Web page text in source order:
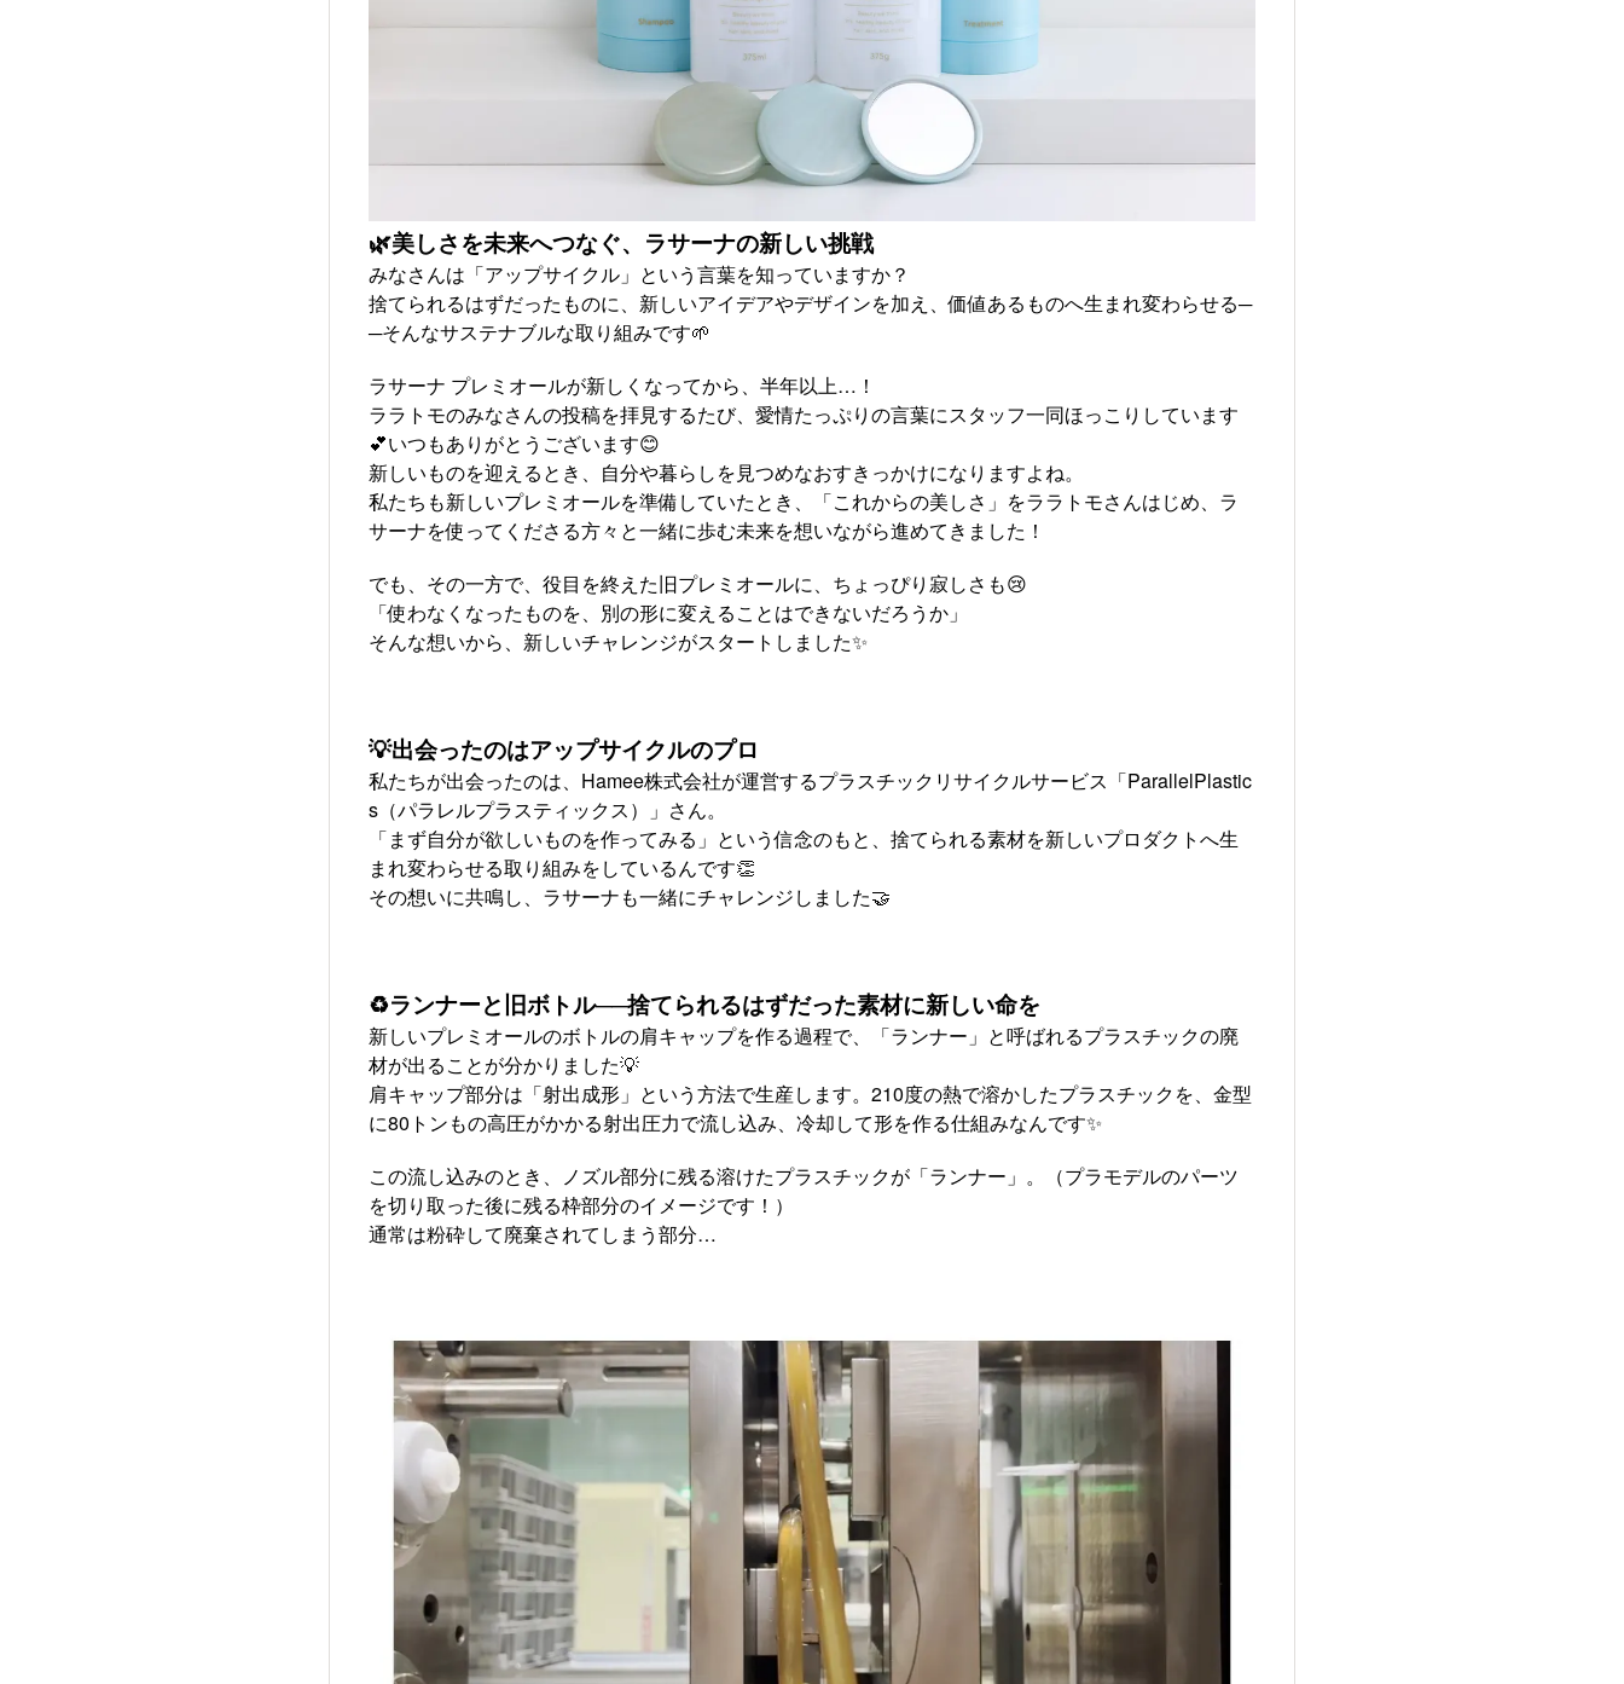
🌿美しさを未来へつなぐ、ラサーナの新しい挑戦
みなさんは「アップサイクル」という言葉を知っていますか？
捨てられるはずだったものに、新しいアイデアやデザインを加え、価値あるものへ生まれ変わらせる─
─そんなサステナブルな取り組みです🌱
ラサーナ プレミオールが新しくなってから、半年以上…！
ララトモのみなさんの投稿を拝見するたび、愛情たっぷりの言葉にスタッフ一同ほっこりしています
💕いつもありがとうございます😊
新しいものを迎えるとき、自分や暮らしを見つめなおすきっかけになりますよね。
私たちも新しいプレミオールを準備していたとき、「これからの美しさ」をララトモさんはじめ、ラ
サーナを使ってくださる方々と一緒に歩む未来を想いながら進めてきました！
でも、その一方で、役目を終えた旧プレミオールに、ちょっぴり寂しさも😢
「使わなくなったものを、別の形に変えることはできないだろうか」
そんな想いから、新しいチャレンジがスタートしました✨
💡出会ったのはアップサイクルのプロ
私たちが出会ったのは、Hamee株式会社が運営するプラスチックリサイクルサービス「ParallelPlastic
s（パラレルプラスティックス）」さん。
「まず自分が欲しいものを作ってみる」という信念のもと、捨てられる素材を新しいプロダクトへ生
まれ変わらせる取り組みをしているんです👏
その想いに共鳴し、ラサーナも一緒にチャレンジしました🤝
♻️ランナーと旧ボトル──捨てられるはずだった素材に新しい命を
新しいプレミオールのボトルの肩キャップを作る過程で、「ランナー」と呼ばれるプラスチックの廃
材が出ることが分かりました💡
肩キャップ部分は「射出成形」という方法で生産します。210度の熱で溶かしたプラスチックを、金型
に80トンもの高圧がかかる射出圧力で流し込み、冷却して形を作る仕組みなんです✨
この流し込みのとき、ノズル部分に残る溶けたプラスチックが「ランナー」。（プラモデルのパーツ
を切り取った後に残る枠部分のイメージです！）
通常は粉砕して廃棄されてしまう部分…